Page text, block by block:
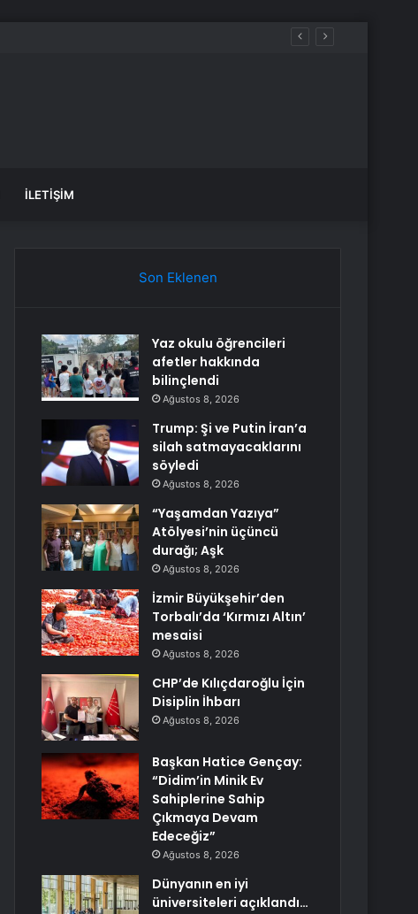
İLETIŞIM
Son Eklenen
Yaz okulu öğrencileri
afetler hakkında
bilinçlendi
Ağustos 8, 2026
Trump: Şi ve Putin İran’a
silah satmayacaklarını
söyledi
Ağustos 8, 2026
“Yaşamdan Yazıya”
Atölyesi’nin üçüncü
durağı; Aşk
Ağustos 8, 2026
İzmir Büyükşehir’den
Torbalı’da ‘Kırmızı Altın’
mesaisi
Ağustos 8, 2026
CHP’de Kılıçdaroğlu İçin
Disiplin İhbarı
Ağustos 8, 2026
Başkan Hatice Gençay:
“Didim’in Minik Ev
Sahiplerine Sahip
Çıkmaya Devam
Edeceğiz”
Ağustos 8, 2026
Dünyanın en iyi
üniversiteleri açıklandı…